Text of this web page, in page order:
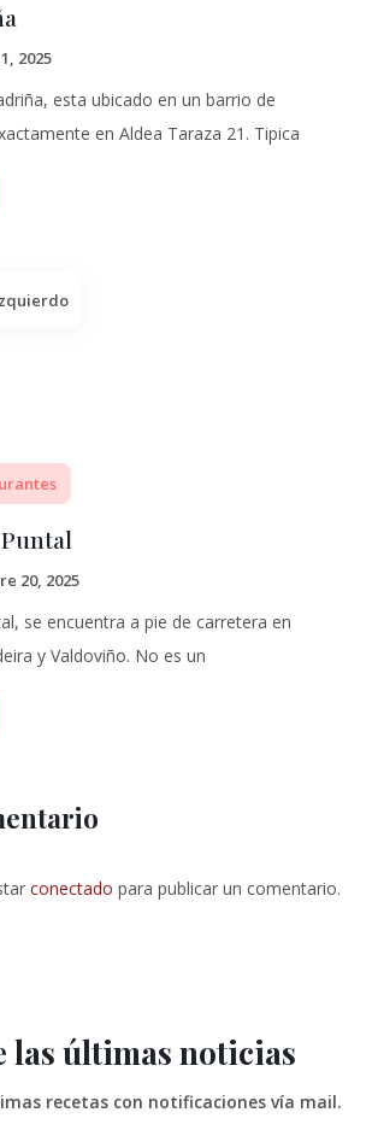
2025
esta ubicado en un barrio de
en Aldea Taraza 21. Tipica
20, 2025
se encuentra a pie de carretera en
y Valdoviño. No es un
conectado para publicar un comentario.
las últimas noticias
recetas con notificaciones vía mail.